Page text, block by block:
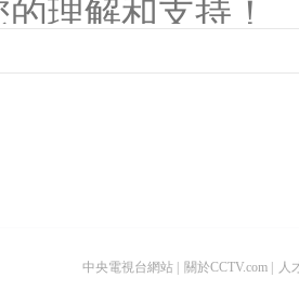
中央電視台網站 關於CCTV.com 人